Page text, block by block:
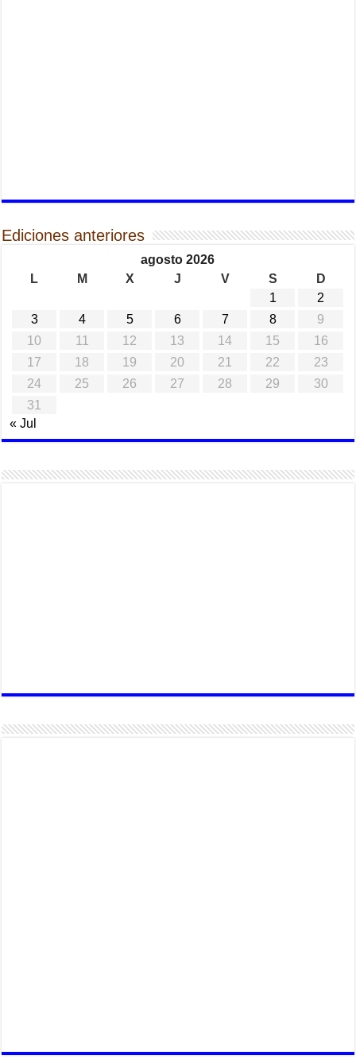
Ediciones anteriores
agosto 2026
L
M X J V S
D
1
2
3
4 5 6 7 8
9
10
11 12 13 14 15
16
17
18 19 20 21 22
23
24
25 26 27 28 29
30
31
« Jul